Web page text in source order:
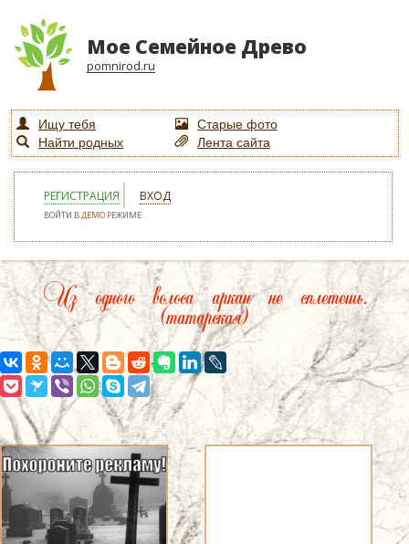
Мое Семейное Древо
pomnirod.ru
Ищу тебя
Старые фото
Найти родных
Лента сайта
РЕГИСТРАЦИЯ ВХОД
ВОЙТИ ВДЕМО РЕЖИМЕ
Из одного волоса аркан не сплетешь.
(татарская)